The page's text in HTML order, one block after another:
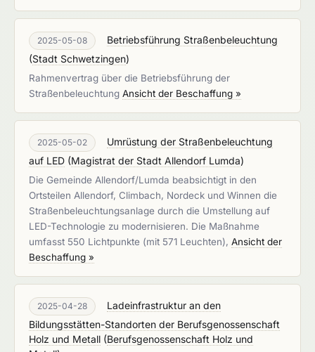
2025-05-08
Betriebsführung Straßenbeleuchtung
(Stadt Schwetzingen)
Rahmenvertrag über die Betriebsführung der
Straßenbeleuchtung Ansicht der Beschaffung »
2025-05-02
Umrüstung der Straßenbeleuchtung
auf LED (Magistrat der Stadt Allendorf Lumda)
Die Gemeinde Allendorf/Lumda beabsichtigt in den
Ortsteilen Allendorf, Climbach, Nordeck und Winnen die
Straßenbeleuchtungsanlage durch die Umstellung auf
LED-Technologie zu modernisieren. Die Maßnahme
umfasst 550 Lichtpunkte (mit 571 Leuchten), Ansicht der
Beschaffung »
2025-04-28
Ladeinfrastruktur an den
Bildungsstätten-Standorten der Berufsgenossenschaft
Holz und Metall (Berufsgenossenschaft Holz und